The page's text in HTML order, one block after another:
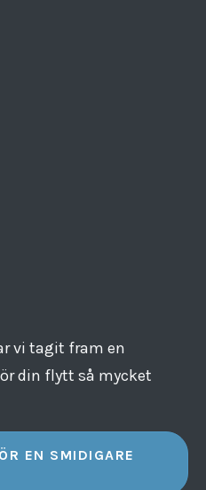
vi tagit fram en
din flytt så mycket
EN SMIDIGARE